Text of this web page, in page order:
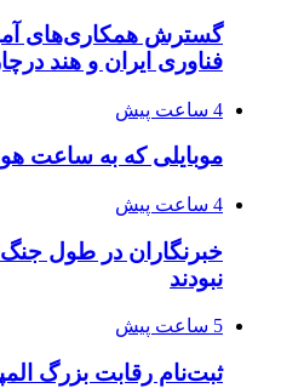
گسترش همکاری‌های
فناوری ایران و هند
4 ساعت پیش
موبایلی که به ساعت
4 ساعت پیش
خبرنگاران در طول
نبودند
5 ساعت پیش
ثبت‌نام رقابت بزرگ المپیک